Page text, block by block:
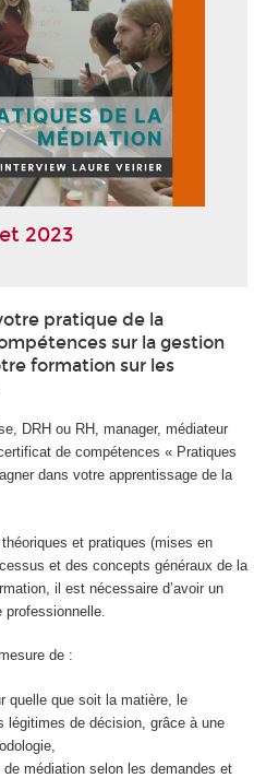
2023
pratique de la
sur la gestion
formation sur les
DRH ou RH, manager, médiateur
de compétences « Pratiques
dans votre apprentissage de la
et pratiques (mises en
et des concepts généraux de la
il est nécessaire d’avoir un
de :
quelle que soit la matière, le
légitimes de décision, grâce à une
médiation selon les demandes et